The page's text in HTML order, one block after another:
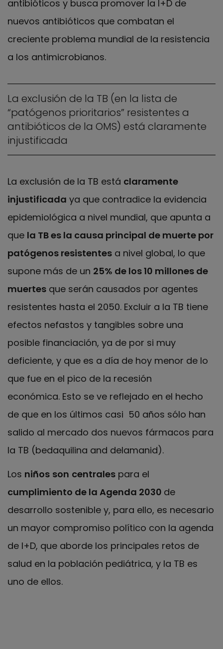
antibióticos y busca promover la I+D de
nuevos antibióticos que combatan el
creciente problema mundial de la resistencia
a los antimicrobianos.
La exclusión de la TB (en la lista de
“patógenos prioritarios” resistentes a
antibióticos de la OMS) está claramente
injustificada
La exclusión de la TB está claramente
injustificada ya que contradice la evidencia
epidemiológica a nivel mundial, que apunta a
que la TB es la causa principal de muerte por
patógenos resistentes a nivel global, lo que
supone más de un 25% de los 10 millones de
muertes que serán causados por agentes
resistentes hasta el 2050. Excluir a la TB tiene
efectos nefastos y tangibles sobre una
posible financiación, ya de por si muy
deficiente, y que es a día de hoy menor de lo
que fue en el pico de la recesión
económica. Esto se ve reflejado en el hecho
de que en los últimos casi 50 años sólo han
salido al mercado dos nuevos fármacos para
la TB (bedaquilina and delamanid).
Los niños son centrales para el
cumplimiento de la Agenda 2030 de
desarrollo sostenible y, para ello, es necesario
un mayor compromiso político con la agenda
de I+D, que aborde los principales retos de
salud en la población pediátrica, y la TB es
uno de ellos.